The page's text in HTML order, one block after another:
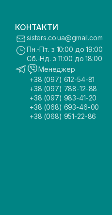
КОНТАКТИ
sisters.co.ua@gmail.com
Пн.-Пт. з 10:00 до 19:00
Сб.-Нд. з 11:00 до 18:00
Менеджер
+38 (097) 612-54-81
+38 (097) 788-12-88
+38 (097) 983-41-20
+38 (068) 693-46-00
+38 (068) 951-22-86